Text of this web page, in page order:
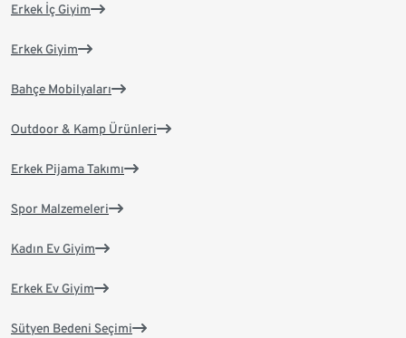
Erkek İç Giyim
Erkek Giyim
Bahçe Mobilyaları
Outdoor & Kamp Ürünleri
Erkek Pijama Takımı
Spor Malzemeleri
Kadın Ev Giyim
Erkek Ev Giyim
Sütyen Bedeni Seçimi